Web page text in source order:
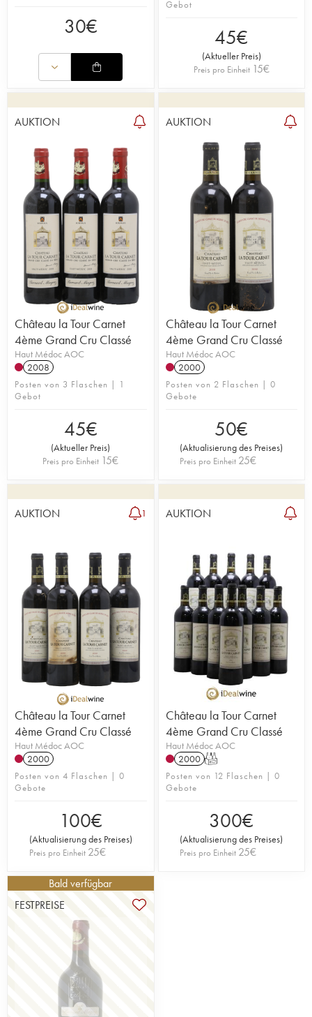
30€
Gebot
45€
(Aktueller Preis)
Preis pro Einheit 15€
AUKTION
Château la Tour Carnet
4ème Grand Cru Classé
Haut Médoc AOC
2008
Posten von 3 Flaschen | 1
Gebot
45€
(Aktueller Preis)
Preis pro Einheit 15€
AUKTION
Château la Tour Carnet
4ème Grand Cru Classé
Haut Médoc AOC
2000
Posten von 2 Flaschen | 0
Gebote
50€
(Aktualisierung des Preises)
Preis pro Einheit 25€
AUKTION 1
Château la Tour Carnet
4ème Grand Cru Classé
Haut Médoc AOC
2000
Posten von 4 Flaschen | 0
Gebote
100€
(Aktualisierung des Preises)
Preis pro Einheit 25€
AUKTION
Château la Tour Carnet
4ème Grand Cru Classé
Haut Médoc AOC
2000 T
Posten von 12 Flaschen | 0
Gebote
300€
(Aktualisierung des Preises)
Preis pro Einheit 25€
Bald verfügbar
FESTPREISE